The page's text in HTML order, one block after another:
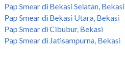
Pap Smear di Bekasi Selatan, Bekasi
Pap Smear di Bekasi Utara, Bekasi
Pap Smear di Cibubur, Bekasi
Pap Smear di Jatisampurna, Bekasi